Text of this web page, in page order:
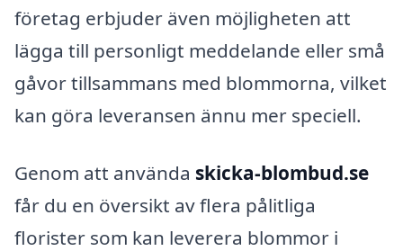
företag erbjuder även möjligheten att
lägga till personligt meddelande eller små
gåvor tillsammans med blommorna, vilket
kan göra leveransen ännu mer speciell.
Genom att använda skicka-blombud.se
får du en översikt av flera pålitliga
florister som kan leverera blommor i